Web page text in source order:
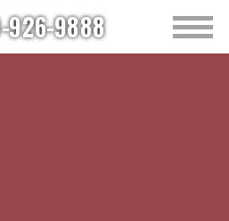
926-9888